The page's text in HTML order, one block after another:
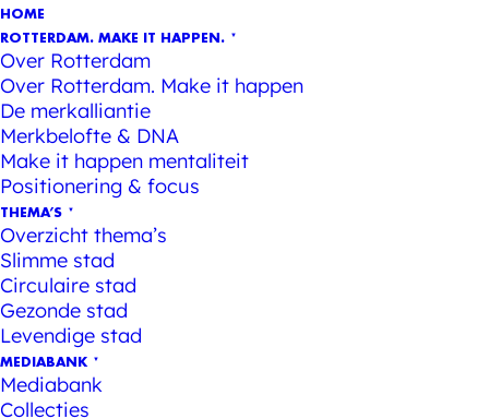
HOME
ROTTERDAM. MAKE IT HAPPEN.
Over Rotterdam
Over Rotterdam. Make it happen
De merkalliantie
Merkbelofte & DNA
Make it happen mentaliteit
Positionering & focus
THEMA’S
Overzicht thema’s
Slimme stad
Circulaire stad
Gezonde stad
Levendige stad
MEDIABANK
Mediabank
Collecties